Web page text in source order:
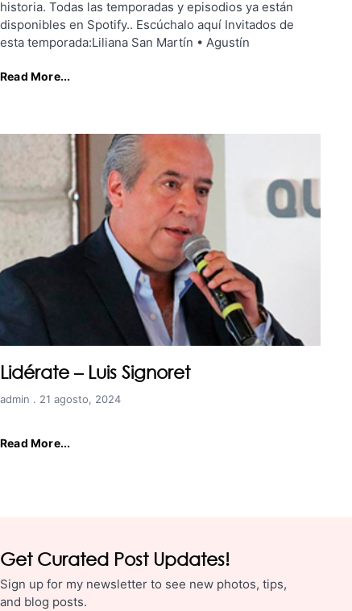
historia. Todas las temporadas y episodios ya están
disponibles en Spotify.. Escúchalo aquí Invitados de
esta temporada:Liliana San Martín • Agustín
Read More...
Lidérate – Luis Signoret
admin 21 agosto, 2024
Read More...
Get Curated Post Updates!
Sign up for my newsletter to see new photos, tips,
and blog posts.